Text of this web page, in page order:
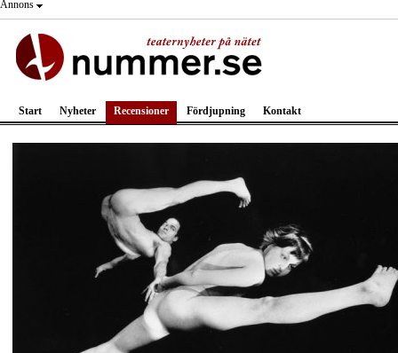
Annons
Start Nyheter Recensioner Fördjupning Kontakt